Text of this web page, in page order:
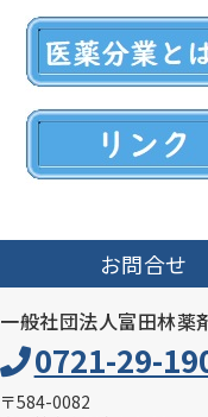
お問合せ
一般社団法人富田林薬
0721-29-
〒584-0082